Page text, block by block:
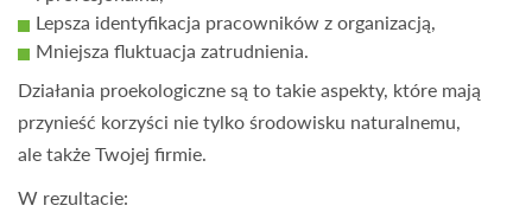
Lepsza identyfikacja pracowników z organizacją,
Mniejsza fluktuacja zatrudnienia.
Działania proekologiczne są to takie aspekty, które mają
przynieść korzyści nie tylko środowisku naturalnemu,
ale także Twojej firmie.
W rezultacie: